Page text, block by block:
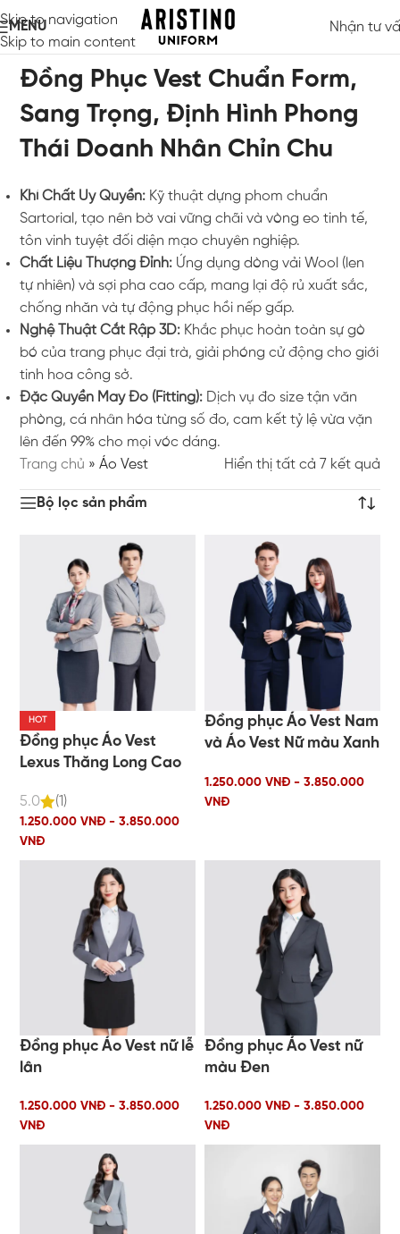
Skip to navigation
Skip to main content
MENU Nhận tư
Đồng Phục Vest Chuẩn Form,
Sang Trọng, Định Hình Phong
Thái Doanh Nhân Chỉn Chu
Khí Chất Uy Quyền: Kỹ thuật dựng phom chuẩn
Sartorial, tạo nên bờ vai vững chãi và vòng eo tinh tế,
tôn vinh tuyệt đối diện mạo chuyên nghiệp.
Chất Liệu Thượng Đỉnh: Ứng dụng dòng vải Wool (len
tự nhiên) và sợi pha cao cấp, mang lại độ rủ xuất sắc,
chống nhăn và tự động phục hồi nếp gấp.
Nghệ Thuật Cắt Rập 3D: Khắc phục hoàn toàn sự gò
bó của trang phục đại trà, giải phóng cử động cho giới
tinh hoa công sở.
Đặc Quyền May Đo (Fitting): Dịch vụ đo size tận văn
phòng, cá nhân hóa từng số đo, cam kết tỷ lệ vừa vặn
lên đến 99% cho mọi vóc dáng.
Trang chủ »Áo Vest Hiển thị tất cả 7 kết quả
Bộ lọc sản phẩm
HOT
Đồng phục Áo Vest
Lexus Thăng Long Cao
5.0 (1)
1.250.000 VNĐ - 3.850.000
VNĐ
Đồng phục Áo Vest Nam
và Áo Vest Nữ màu Xanh
1.250.000 VNĐ - 3.850.000
VNĐ
Đồng phục Áo Vest nữ lễ
lân
1.250.000 VNĐ - 3.850.000
VNĐ
Đồng phục Áo Vest nữ
màu Đen
1.250.000 VNĐ - 3.850.000
VNĐ